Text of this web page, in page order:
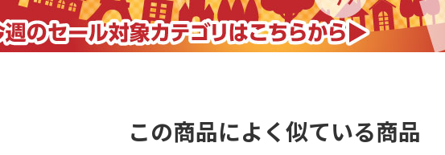
この商品によく似ている商品